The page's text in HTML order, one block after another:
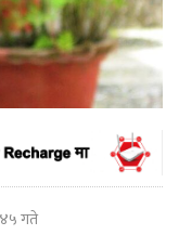
गते